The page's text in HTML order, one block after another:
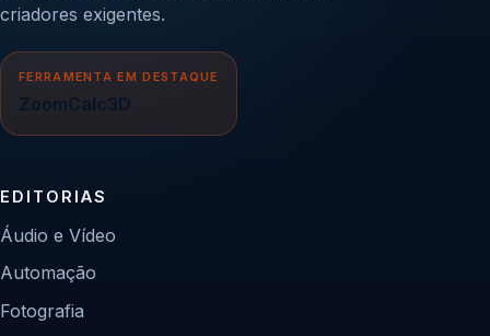
criadores exigentes.
FERRAMENTA EM DESTAQUE
ZoomCalc3D
EDITORIAS
Áudio e Vídeo
Automação
Fotografia